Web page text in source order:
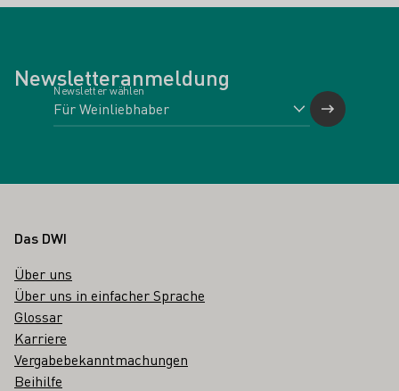
Newsletteranmeldung
Newsletter wählen
Fußbereich
Das DWI
Über uns
Über uns in einfacher Sprache
Glossar
Karriere
Vergabebekanntmachungen
Beihilfe